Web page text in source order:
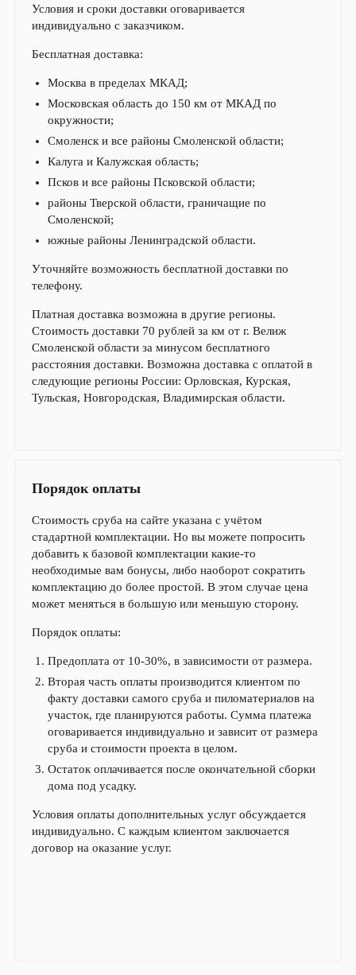
Условия и сроки доставки оговаривается
индивидуально с заказчиком.
Бесплатная доставка:
Москва в пределах МКАД;
Московская область до 150 км от МКАД по
окружности;
Смоленск и все районы Смоленской области;
Калуга и Калужская область;
Псков и все районы Псковской области;
районы Тверской области, граничащие по
Смоленской;
южные районы Ленинградской области.
Уточняйте возможность бесплатной доставки по
телефону.
Платная доставка возможна в другие регионы.
Стоимость доставки 70 рублей за км от г. Велиж
Смоленской области за минусом бесплатного
расстояния доставки. Возможна доставка с оплатой в
следующие регионы России: Орловская, Курская,
Тульская, Новгородская, Владимирская области.
Порядок оплаты
Стоимость сруба на сайте указана с учётом
стадартной комплектации. Но вы можете попросить
добавить к базовой комплектации какие-то
необходимые вам бонусы, либо наоборот сократить
комплектацию до более простой. В этом случае цена
может меняться в большую или меньшую сторону.
Порядок оплаты:
Предоплата от 10-30%, в зависимости от размера.
Вторая часть оплаты производится клиентом по
факту доставки самого сруба и пиломатериалов на
участок, где планируются работы. Сумма платежа
оговаривается индивидуально и зависит от размера
сруба и стоимости проекта в целом.
Остаток оплачивается после окончательной сборки
дома под усадку.
Условия оплаты дополнительных услуг обсуждается
индивидуально. С каждым клиентом заключается
договор на оказание услуг.